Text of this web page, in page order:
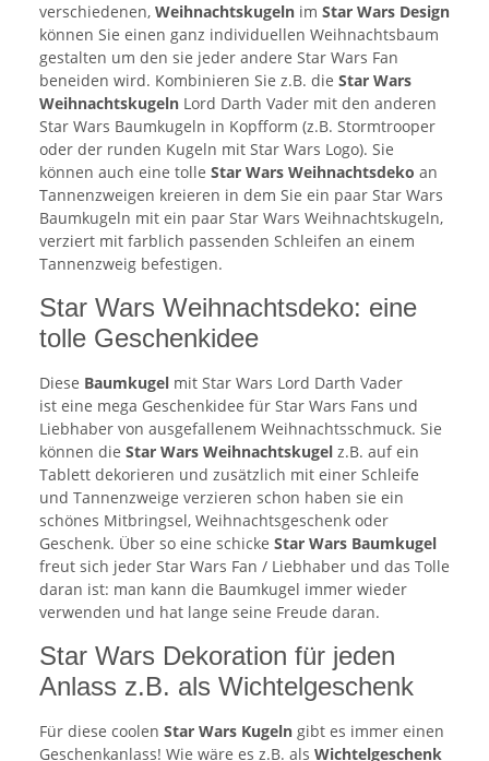
verschiedenen, Weihnachtskugeln im Star Wars Design
können Sie einen ganz individuellen Weihnachtsbaum
gestalten um den sie jeder andere Star Wars Fan
beneiden wird. Kombinieren Sie z.B. die Star Wars
Weihnachtskugeln Lord Darth Vader mit den anderen
Star Wars Baumkugeln in Kopfform (z.B. Stormtrooper
oder der runden Kugeln mit Star Wars Logo). Sie
können auch eine tolle Star Wars Weihnachtsdeko an
Tannenzweigen kreieren in dem Sie ein paar Star Wars
Baumkugeln mit ein paar Star Wars Weihnachtskugeln,
verziert mit farblich passenden Schleifen an einem
Tannenzweig befestigen.
Star Wars Weihnachtsdeko: eine
tolle Geschenkidee
Diese Baumkugel mit Star Wars Lord Darth Vader
ist eine mega Geschenkidee für Star Wars Fans und
Liebhaber von ausgefallenem Weihnachtsschmuck. Sie
können die Star Wars Weihnachtskugel z.B. auf ein
Tablett dekorieren und zusätzlich mit einer Schleife
und Tannenzweige verzieren schon haben sie ein
schönes Mitbringsel, Weihnachtsgeschenk oder
Geschenk. Über so eine schicke Star Wars Baumkugel
freut sich jeder Star Wars Fan / Liebhaber und das Tolle
daran ist: man kann die Baumkugel immer wieder
verwenden und hat lange seine Freude daran.
Star Wars Dekoration für jeden
Anlass z.B. als Wichtelgeschenk
Für diese coolen Star Wars Kugeln gibt es immer einen
Geschenkanlass! Wie wäre es z.B. als Wichtelgeschenk